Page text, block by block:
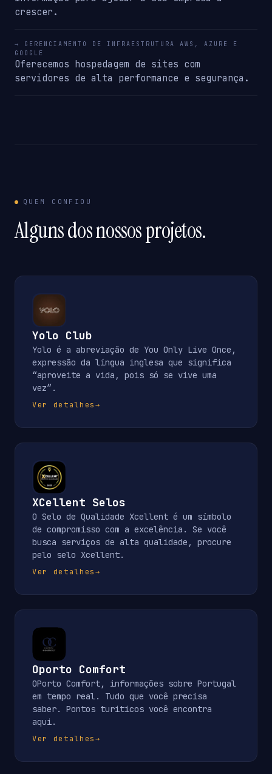
crescer.
→ GERENCIAMENTO DE INFRAESTRUTURA AWS, AZURE E
GOOGLE
Oferecemos hospedagem de sites com
servidores de alta performance e segurança.
QUEM CONFIOU
Alguns dos nossos projetos.
Yolo Club
Yolo é a abreviação de You Only Live Once,
expressão da língua inglesa que significa
“aproveite a vida, pois só se vive uma
vez”.
Ver detalhes→
XCellent Selos
O Selo de Qualidade Xcellent é um símbolo
de compromisso com a excelência. Se você
busca serviços de alta qualidade, procure
pelo selo Xcellent.
Ver detalhes→
Oporto Comfort
OPorto Comfort, informações sobre Portugal
em tempo real. Tudo que você precisa
saber. Pontos turiticos você encontra
aqui.
Ver detalhes→